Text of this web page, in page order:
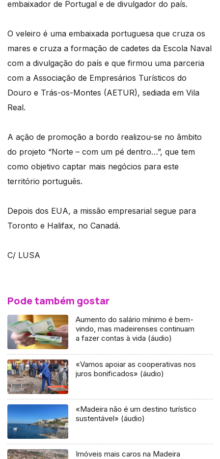
embaixador de Portugal e de divulgador do país.
O veleiro é uma embaixada portuguesa que cruza os
mares e cruza a formação de cadetes da Escola Naval
com a divulgação do país e que firmou uma parceria
com a Associação de Empresários Turísticos do
Douro e Trás-os-Montes (AETUR), sediada em Vila
Real.
A ação de promoção a bordo realizou-se no âmbito
do projeto “Norte – com um pé dentro…”, que tem
como objetivo captar mais negócios para este
território português.
Depois dos EUA, a missão empresarial segue para
Toronto e Halifax, no Canadá.
C/ LUSA
Pode também gostar
Aumento do salário mínimo é bem-
vindo, mas madeirenses continuam
a fazer contas à vida (áudio)
«Vamos apoiar as cooperativas nos
juros bonificados» (áudio)
«Madeira não é um destino turístico
sustentável» (áudio)
Imóveis mais caros na Madeira